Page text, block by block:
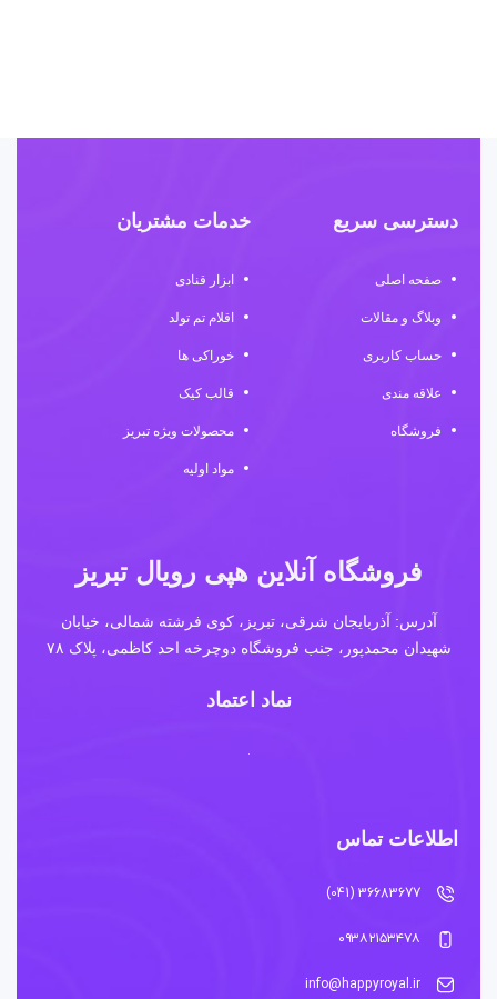
دسترسی سریع
صفحه اصلی
وبلاگ و مقالات
حساب کاربری
علاقه مندی
فروشگاه
خدمات مشتریان
ابزار قنادی
اقلام تم تولد
خوراکی ها
قالب کیک
محصولات ویژه تبریز
مواد اولیه
فروشگاه آنلاین هپی رویال تبریز
آدرس: آذربایجان شرقی، تبریز، کوی فرشته شمالی، خیابان
شهیدان محمدپور، جنب فروشگاه دوچرخه احد کاظمی، پلاک ۷۸
نماد اعتماد
اطلاعات تماس
36683677 (041)
۰۹۳۸۲۱۵۳۴۷۸
info@happyroyal.ir